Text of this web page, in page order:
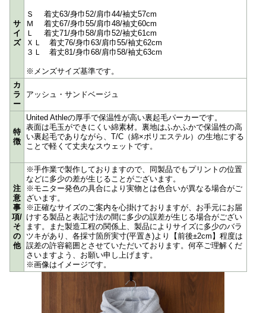
サ
イ
ズ
Ｓ 着丈63/身巾52/肩巾44/袖丈57cm
Ｍ 着丈67/身巾55/肩巾48/袖丈60cm
Ｌ 着丈71/身巾58/肩巾52/袖丈61cm
ＸＬ 着丈76/身巾63/肩巾55/袖丈62cm
３Ｌ 着丈81/身巾68/肩巾58/袖丈63cm
※メンズサイズ基準です。
カ
ラ
ー
アッシュ・サンドベージュ
特
徴
United Athleの厚手で保温性が高い裏起毛パーカーです。
表面は毛玉ができにくい綿素材。裏地はふかふかで保温性の高
い裏起毛でありながら、T/C（綿×ポリエステル）の生地にする
ことで軽くて丈夫なスウェットです。
注
意
事
項/
そ
の
他
※手作業で製作しておりますので、同製品でもプリントの位置
などに多少の差が生じることがございます。
※モニター発色の具合により実物とは色合いが異なる場合がご
ざいます。
※正確なサイズのご案内を心掛けておりますが、お手元にお届
けする製品と表記寸法の間に多少の誤差が生じる場合がござい
ます。また製造工程の関係上、製品によりサイズに多少のバラ
ツキがあり、各採寸箇所実寸(平置き)より【前後±2cm】程度は
誤差の許容範囲とさせていただいております。何卒ご理解くだ
さいますよう、お願い申し上げます。
※画像はイメージです。